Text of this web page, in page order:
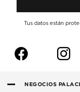
Tus datos están
f i
NEGOCIOS